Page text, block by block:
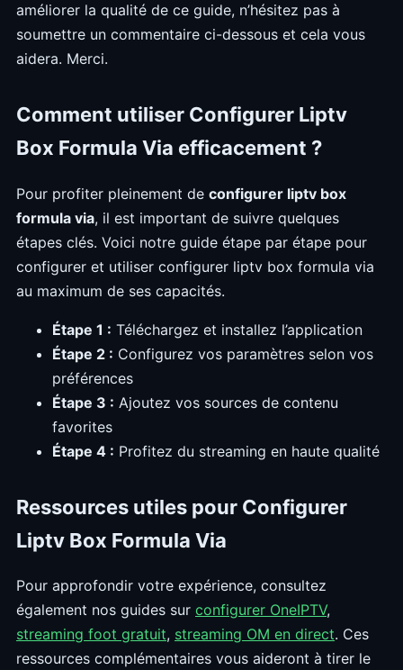
améliorer la qualité de ce guide, n’hésitez pas à
soumettre un commentaire ci-dessous et cela vous
aidera. Merci.
Comment utiliser Configurer Liptv
Box Formula Via efficacement ?
Pour profiter pleinement de configurer liptv box
formula via, il est important de suivre quelques
étapes clés. Voici notre guide étape par étape pour
configurer et utiliser configurer liptv box formula via
au maximum de ses capacités.
Étape 1 : Téléchargez et installez l’application
Étape 2 : Configurez vos paramètres selon vos
préférences
Étape 3 : Ajoutez vos sources de contenu
favorites
Étape 4 : Profitez du streaming en haute qualité
Ressources utiles pour Configurer
Liptv Box Formula Via
Pour approfondir votre expérience, consultez
également nos guides sur configurer OneIPTV,
streaming foot gratuit, streaming OM en direct. Ces
ressources complémentaires vous aideront à tirer le